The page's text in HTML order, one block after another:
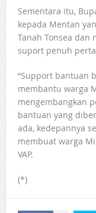
Sementara itu,
kepada Mentan
Tanah Tonsea dan
suport penuh
“Support bantuan
membantu warga
mengembangkan
bantuan yang
ada, kedepannya
membuat warga
VAP.
(*)